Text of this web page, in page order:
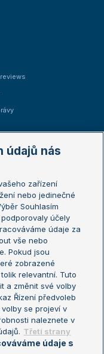
údajů nás
zařízení
nebo jedinečné
Souhlasím
účely
údaje za
vše nebo
Pokud jsou
zobrazené
relevantní. Tuto
a změnit své volby
Řízení předvoleb
se projeví v
naleznete v
Třetí strany
údaje s